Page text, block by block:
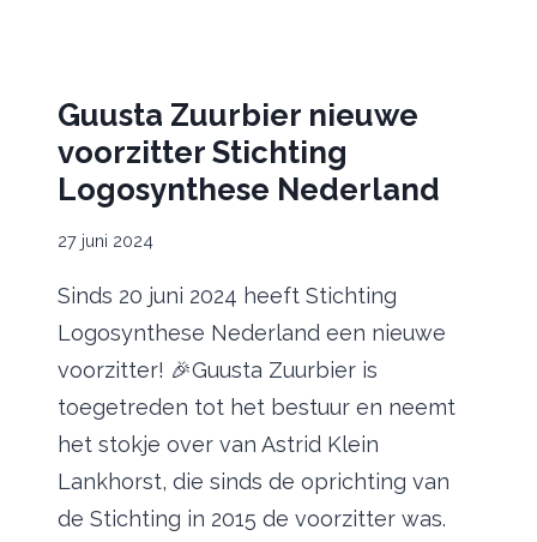
Guusta Zuurbier nieuwe
voorzitter Stichting
Logosynthese Nederland
27 juni 2024
Sinds 20 juni 2024 heeft Stichting
Logosynthese Nederland een nieuwe
voorzitter! 🎉Guusta Zuurbier is
toegetreden tot het bestuur en neemt
het stokje over van Astrid Klein
Lankhorst, die sinds de oprichting van
de Stichting in 2015 de voorzitter was.